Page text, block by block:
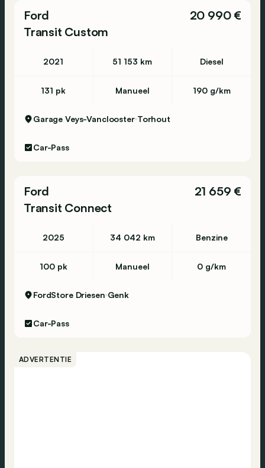
Ford
Transit Custom
20 990 €
2021 51 153 km Diesel
131 pk Manueel 190 g/km
Garage Veys-Vanclooster Torhout
Car-Pass
Ford
Transit Connect
21 659 €
2025 34 042 km Benzine
100 pk Manueel 0 g/km
FordStore Driesen Genk
Car-Pass
ADVERTENTIE